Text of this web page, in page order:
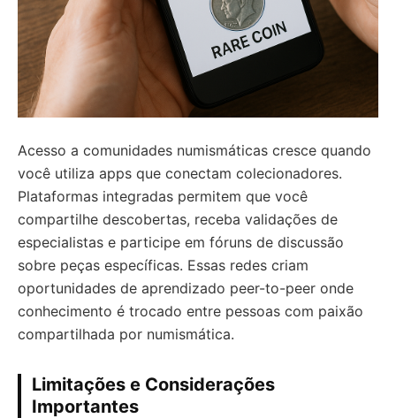
Acesso a comunidades numismáticas cresce quando
você utiliza apps que conectam colecionadores.
Plataformas integradas permitem que você
compartilhe descobertas, receba validações de
especialistas e participe em fóruns de discussão
sobre peças específicas. Essas redes criam
oportunidades de aprendizado peer-to-peer onde
conhecimento é trocado entre pessoas com paixão
compartilhada por numismática.
Limitações e Considerações
Importantes